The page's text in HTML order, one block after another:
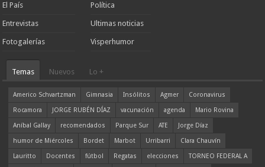
El País
Entrevistas
Fotogalerías
Política
Ultimas noticias
Visperhumor
Temas Nuevos Lo +
Americo Schvartzman Gimnasia Insólitos Agmer
Coronavirus
Rocamora
JORGE RUBÉN DÍAZ vacunación agenda
Mario Rovina
Aníbal Gallay
recomendados Parque Sur ATE
Jorge Díaz
humor de Miércoles
Bordet Marbot Urribarri
Clara Chauvín
Lauritto
Docentes fútbol Regatas elecciones
TORNEO FEDERAL A